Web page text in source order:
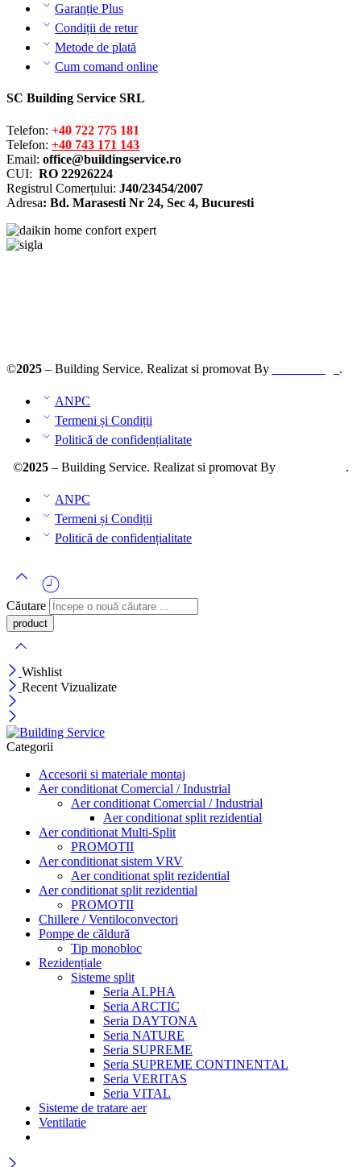
Garanție Plus
Condiții de retur
Metode de plată
Cum comand online
SC Building Service SRL
Telefon: +40 722 775 181
Telefon: +40 743 171 143
Email: office@buildingservice.ro
CUI: RO 22926224
Registrul Comerțului: J40/23454/2007
Adresa: Bd. Marasesti Nr 24, Sec 4, Bucuresti
©2025 – Building Service. Realizat si promovat By .
ANPC
Termeni și Condiții
Politică de confidențialitate
©2025– Building Service. Realizat si promovat By .
ANPC
Termeni și Condiții
Politică de confidențialitate
Căutare
Wishlist
Recent Vizualizate
Categorii
Accesorii si materiale montaj
Aer conditionat Comercial / Industrial
Aer conditionat Comercial / Industrial
Aer conditionat split rezidential
Aer conditionat Multi-Split
PROMOTII
Aer conditionat sistem VRV
Aer conditionat split rezidential
Aer conditionat split rezidential
PROMOTII
Chillere / Ventiloconvectori
Pompe de căldură
Tip monobloc
Rezidențiale
Sisteme split
Seria ALPHA
Seria ARCTIC
Seria DAYTONA
Seria NATURE
Seria SUPREME
Seria SUPREME CONTINENTAL
Seria VERITAS
Seria VITAL
Sisteme de tratare aer
Ventilatie